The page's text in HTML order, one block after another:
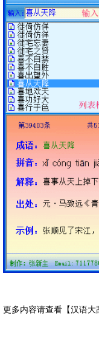
更多内容请查看【汉语